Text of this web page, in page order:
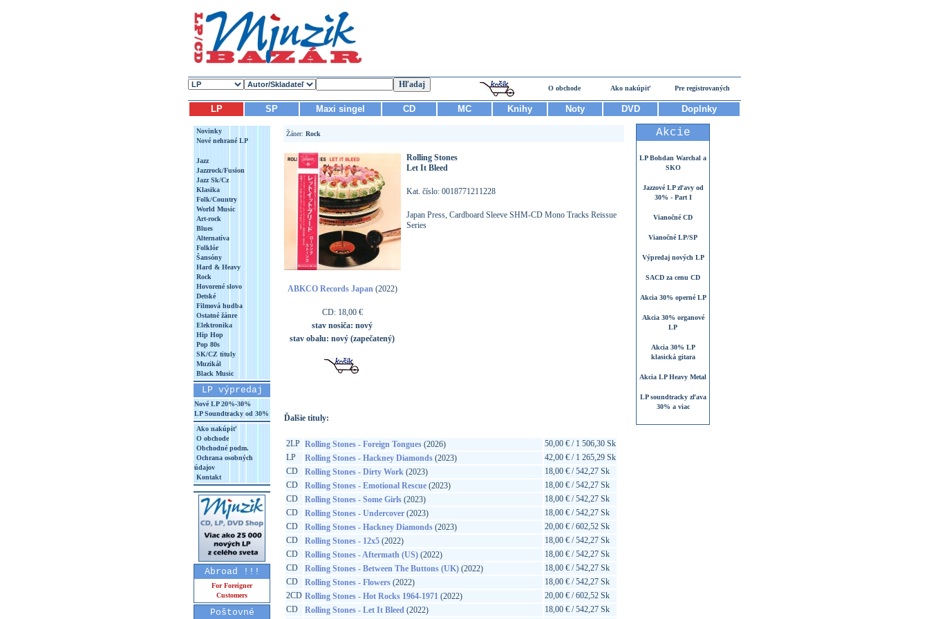
O obchode Ako nakúpiť Pre registrovaných
LP SP Maxi singel CD MC Knihy Noty DVD Doplnky
Novinky
Nové nehrané LP
Jazz
Jazzrock/Fusion
Jazz Sk/Cz
Klasika
Folk/Country
World Music
Art-rock
Blues
Alternatíva
Folklór
Šansóny
Hard & Heavy
Rock
Hovorené slovo
Detské
Filmová hudba
Ostatné žánre
Elektronika
Hip Hop
Pop 80s
SK/CZ tituly
Muzikál
Black Music
LP výpredaj
Nové LP 20%-30%
LP Soundtracky od 30%
Ako nakúpiť
O obchode
Obchodné podm.
Ochrana osobných
údajov
Kontakt
Abroad !!!
For Foreigner
Customers
Poštovné
Žáner: Rock
ABKCO Records Japan(2022)
CD: 18,00 €
stav nosiča: nový
stav obalu: nový (zapečatený)
Rolling Stones
Let It Bleed
Kat. číslo: 0018771211228
Japan Press, Cardboard Sleeve SHM-CD Mono Tracks Reissue
Series
Ďalšie tituly:
2LP Rolling Stones - Foreign Tongues(2026)
50,00 € / 1 506,30 Sk
LP
Rolling Stones - Hackney Diamonds(2023)
42,00 € / 1 265,29 Sk
CD
Rolling Stones - Dirty Work(2023)
18,00 € / 542,27 Sk
CD
Rolling Stones - Emotional Rescue(2023)
18,00 € / 542,27 Sk
CD
Rolling Stones - Some Girls(2023)
18,00 € / 542,27 Sk
CD
Rolling Stones - Undercover(2023)
18,00 € / 542,27 Sk
CD
Rolling Stones - Hackney Diamonds(2023)
20,00 € / 602,52 Sk
CD
Rolling Stones - 12x5(2022)
18,00 € / 542,27 Sk
CD
Rolling Stones - Aftermath (US)(2022)
18,00 € / 542,27 Sk
CD
Rolling Stones - Between The Buttons (UK)(2022)
18,00 € / 542,27 Sk
CD
Rolling Stones - Flowers(2022)
18,00 € / 542,27 Sk
2CD Rolling Stones - Hot Rocks 1964-1971(2022)
20,00 € / 602,52 Sk
CD
Rolling Stones - Let It Bleed(2022)
18,00 € / 542,27 Sk
Akcie
LP Bohdan Warchal a
SKO
Jazzové LP zľavy od
30% - Part I
Vianočné CD
Vianočné LP/SP
Výpredaj nových LP
SACD za cenu CD
Akcia 30% operné LP
Akcia 30% organové
LP
Akcia 30% LP
klasická gitara
Akcia LP Heavy Metal
LP soundtracky zľava
30% a viac